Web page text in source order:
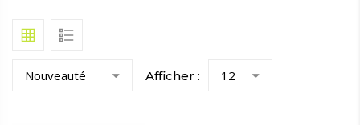
Nouveauté Afficher : 12